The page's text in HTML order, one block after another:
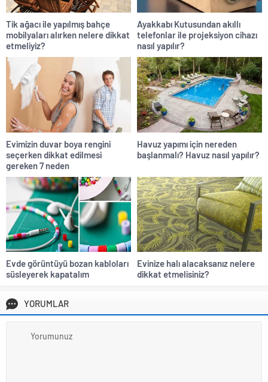
Tik ağacı ile yapılmış bahçe
mobilyaları alırken nelere dikkat
etmeliyiz?
Ayakkabı Kutusundan akıllı
telefonlar ile projeksiyon cihazı
nasıl yapılır?
Evimizin duvar boya rengini
seçerken dikkat edilmesi
gereken 7 neden
Havuz yapımı için nereden
başlanmalı? Havuz nasıl yapılır?
Evde görüntüyü bozan kabloları
süsleyerek kapatalım
Evinize halı alacaksanız nelere
dikkat etmelisiniz?
YORUMLAR